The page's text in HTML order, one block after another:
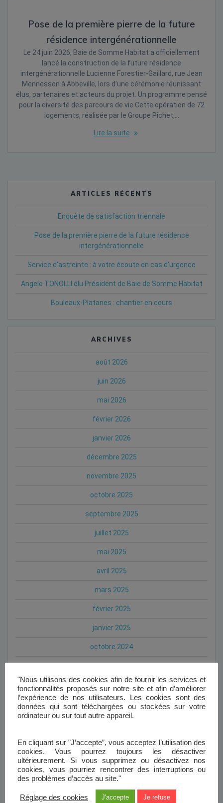
Pose de la première pierre de la future
résidence intergénérationnelle
Le 24 juin 2026, Baie de Somme Habitat a officiellement
lancé la construction de la future résidence
intergénérationnelle Lucienne Forestier-Gaillard, rue Jean
Mennesson à Abbeville, lors d’une cérémonie réunissant
élus, partenaires et acteurs du projet. Un programme pensé
pour la diversité des parcours de vie Cette opération de 72
logements, réalisée par le Groupe Pichet,…
Lire la suite
ARTICLES RÉCENTS
Enquête de satisfaction triennale
Pose de la première pierre de la future résidence
intergénérationnelle
Service d’astreinte : à votre écoute en cas d’urgence
Angelo TONOLLI élu Président de Baie de Somme Habitat
Bouleaux-Platanes : chantier en cours
ARCHIVES
août 2026
juin 2026
mai 2026
février 2026
janvier 2026
décembre 2025
novembre 2025
octobre 2025
septembre 2025
juillet 2025
mai 2025
avril 2025
mars 2025
février 2025
janvier 2025
octobre 2024
août 2024
juillet 2024
avril 2024
janvier 2024
novembre 2023
octobre 2023
"Nous utilisons des cookies afin de fournir les services et
fonctionnalités proposés sur notre site et afin d’améliorer
l’expérience de nos utilisateurs. Les cookies sont des
données qui sont téléchargées ou stockées sur votre
ordinateur ou sur tout autre appareil.
En cliquant sur ”J’accepte”, vous acceptez l’utilisation des
cookies. Vous pourrez toujours les désactiver
ultérieurement. Si vous supprimez ou désactivez nos
cookies, vous pourriez rencontrer des interruptions ou
des problèmes d’accès au site."
Réglage des cookies J'accepte Je refuse